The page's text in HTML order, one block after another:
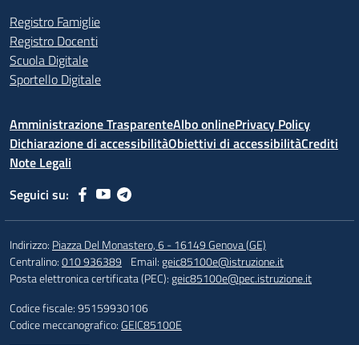
Registro Famiglie
Registro Docenti
Scuola Digitale
Sportello Digitale
Amministrazione TrasparenteAlbo onlinePrivacy Policy
Dichiarazione di accessibilitàObiettivi di accessibilitàCrediti
Note Legali
Seguici su:
Indirizzo: Piazza Del Monastero, 6 - 16149 Genova (GE)
Centralino:010 936389 Email:geic85100e@istruzione.it
Posta elettronica certificata (PEC):geic85100e@pec.istruzione.it
Codice fiscale: 95159930106
Codice meccanografico:GEIC85100E